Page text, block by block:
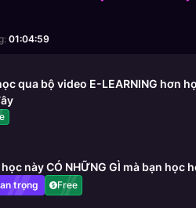
01:04:59
qua bộ video E-LEARNING hơn
học này CÓ NHỮNG GÌ mà bạn học
trọng Free